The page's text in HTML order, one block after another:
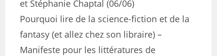
et Stéphanie Chaptal (06/06)
Pourquoi lire de la science-fiction et de la
fantasy (et allez chez son libraire) –
Manifeste pour les littératures de